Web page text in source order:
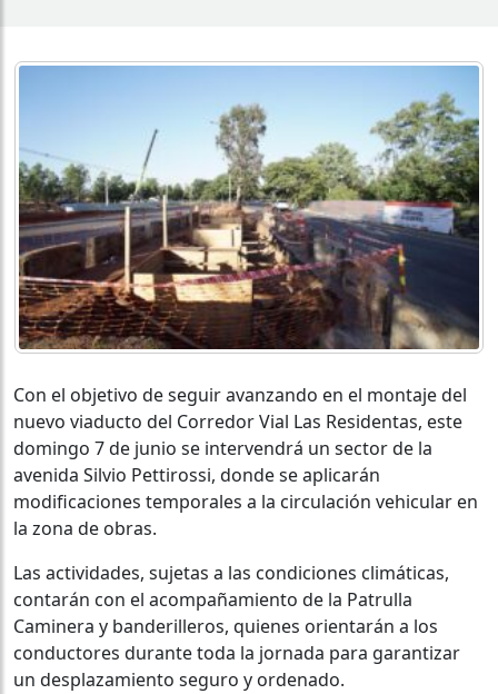
Con el objetivo de seguir avanzando en el montaje del
nuevo viaducto del Corredor Vial Las Residentas, este
domingo 7 de junio se intervendrá un sector de la
avenida Silvio Pettirossi, donde se aplicarán
modificaciones temporales a la circulación vehicular en
la zona de obras.
Las actividades, sujetas a las condiciones climáticas,
contarán con el acompañamiento de la Patrulla
Caminera y banderilleros, quienes orientarán a los
conductores durante toda la jornada para garantizar
un desplazamiento seguro y ordenado.